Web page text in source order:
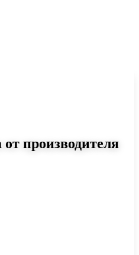
производителя